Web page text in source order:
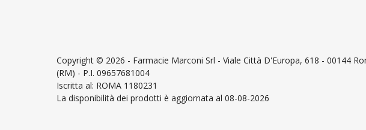
Copyright © 2026 - Farmacie Marconi Srl - Viale Città D'Europa, 618 - 00144
(RM) - P.I. 09657681004
Iscritta al: ROMA 1180231
La disponibilità dei prodotti è aggiornata al 08-08-2026